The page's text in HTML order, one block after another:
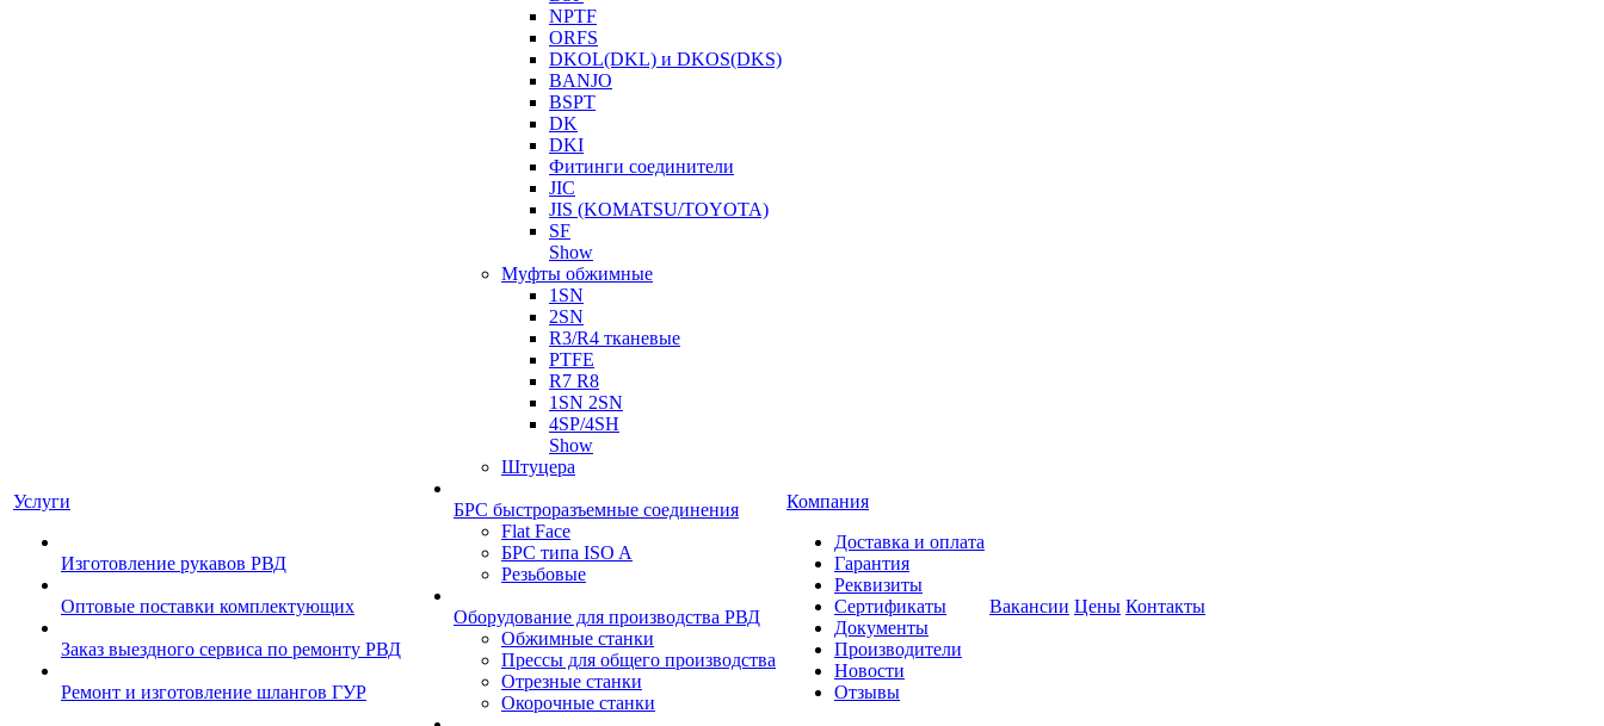
Услуги
Изготовление рукавов РВД
Оптовые поставки комплектующих
Заказ выездного сервиса по ремонту РВД
Ремонт и изготовление шлангов ГУР
NPTF
ORFS
DKOL(DKL) и DKOS(DKS)
BANJO
BSPT
DK
DKI
Фитинги соединители
JIC
JIS (KOMATSU/TOYOTA)
SF
Show
Муфты обжимные
1SN
2SN
R3/R4 тканевые
PTFE
R7 R8
1SN 2SN
4SP/4SH
Show
Штуцера
БРС быстроразъемные соединения
Flat Face
БРС типа ISO A
Резьбовые
Оборудование для производства РВД
Обжимные станки
Прессы для общего производства
Отрезные станки
Окорочные станки
Компания
Доставка и оплата
Гарантия
Реквизиты
Сертификаты
Документы
Производители
Новости
Отзывы
Вакансии Цены Контакты